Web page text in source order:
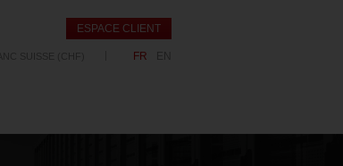
ESPACE CLIENT
FR